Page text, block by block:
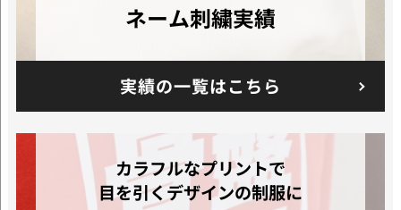
ネーム刺繍実績
実績の一覧はこちら
カラフルなプリントで
目を引くデザインの制服に